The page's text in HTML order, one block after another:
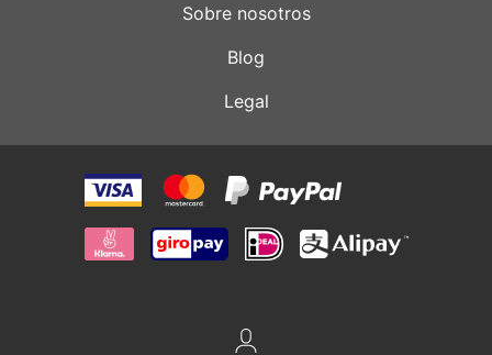
Sobre nosotros
Blog
Legal